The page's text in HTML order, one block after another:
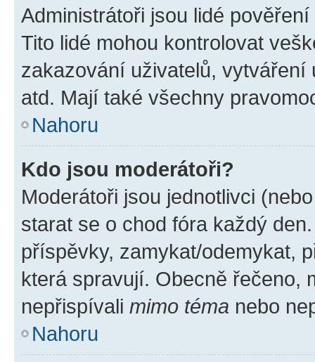
Administrátoři jsou lidé
Tito lidé mohou kontrolovat
zakazování uživatelů,
atd. Mají také všechny
Nahoru
Kdo jsou moderátoři?
Moderátoři jsou jednotlivci
starat se o chod fóra každý
příspěvky, zamykat/odemykat,
která spravují. Obecně řečeno,
nepřispívali mimo téma nebo
Nahoru